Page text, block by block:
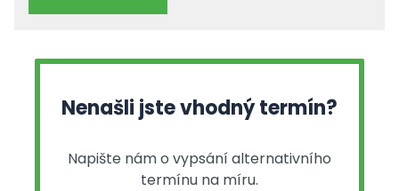
Nenašli jste vhodný termín?
Napište nám o vypsání alternativního
termínu na míru.